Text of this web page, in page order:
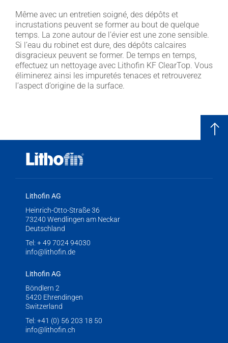
Même avec un entretien soigné, des dépôts et
incrustations peuvent se former au bout de quelque
temps. La zone autour de l’évier est une zone sensible.
Si l’eau du robinet est dure, des dépôts calcaires
disgracieux peuvent se former. De temps en temps,
effectuez un nettoyage avec Lithofin KF ClearTop. Vous
éliminerez ainsi les impuretés tenaces et retrouverez
l’aspect d’origine de la surface.
Lithofin AG
Heinrich-Otto-Straße 36
73240 Wendlingen am Neckar
Deutschland
Tel: + 49 7024 94030
info@lithofin.de
Lithofin AG
Böndlern 2
5420 Ehrendingen
Switzerland
Tel: +41 (0) 56 203 18 50
info@lithofin.ch